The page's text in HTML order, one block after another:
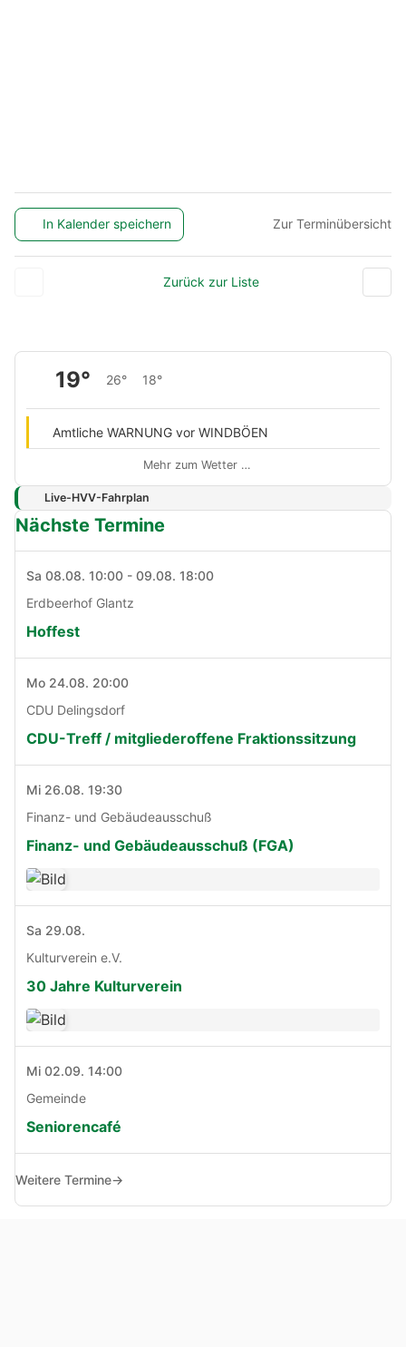
In Kalender speichern Zur Terminübersicht
Zurück zur Liste
19° 26° 18°
Amtliche WARNUNG vor WINDBÖEN
Mehr zum Wetter …
Live-HVV-Fahrplan
Nächste Termine
Sa 08.08. 10:00 - 09.08. 18:00
Erdbeerhof Glantz
Hoffest
Mo 24.08. 20:00
CDU Delingsdorf
CDU-Treff / mitgliederoffene Fraktionssitzung
Mi 26.08. 19:30
Finanz- und Gebäudeausschuß
Finanz- und Gebäudeausschuß (FGA)
Sa 29.08.
Kulturverein e.V.
30 Jahre Kulturverein
Mi 02.09. 14:00
Gemeinde
Seniorencafé
Weitere Termine→